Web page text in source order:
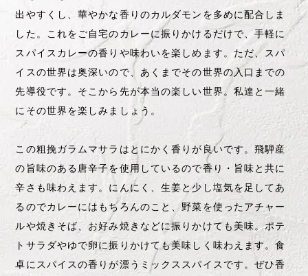
の旨味のある唐辛子を使用しているので香り・旨味と共に
辛さも味わえます。にんにく、生姜と少し塩気を足してあ
るのでカレーにはもちろんのこと、野菜を使ったアチャー
ルや焼きそば、お好み焼きなどに振りかけても美味。ポテ
トサラダやゆで卵に振りかけても美味しく味わえます。食
卓にスパイスの香りが漂うミックススパイスです。ぜひ香
Related Items